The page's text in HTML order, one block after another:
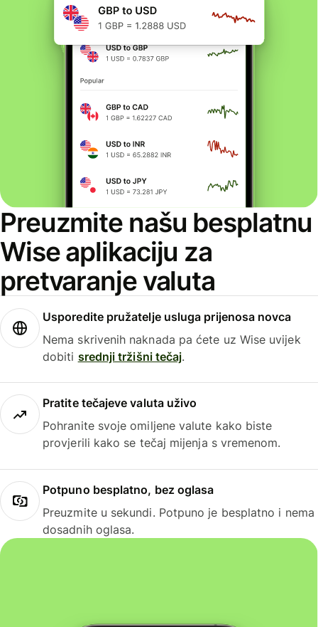
Preuzmite našu besplatnu
Wise aplikaciju za
pretvaranje valuta
Usporedite pružatelje usluga prijenosa novca
Nema skrivenih naknada pa ćete uz Wise uvijek
dobiti srednji tržišni tečaj.
Pratite tečajeve valuta uživo
Pohranite svoje omiljene valute kako biste
provjerili kako se tečaj mijenja s vremenom.
Potpuno besplatno, bez oglasa
Preuzmite u sekundi. Potpuno je besplatno i nema
dosadnih oglasa.